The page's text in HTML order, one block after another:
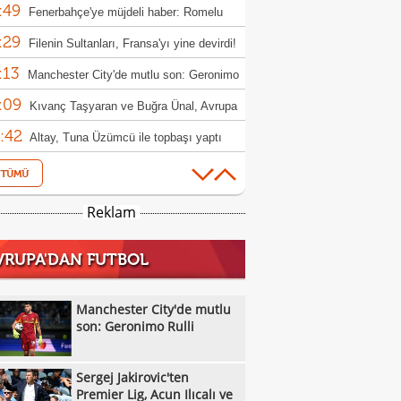
Fenerbahçe'ye müjdeli haber: Romelu
Filenin Sultanları, Fransa'yı yine devirdi!
Manchester City'de mutlu son: Geronimo
Kıvanç Taşyaran ve Buğra Ünal, Avrupa
finale yükseldi
Altay, Tuna Üzümcü ile topbaşı yaptı
Sergej Jakirovic'ten Premier Lig, Acun
ve Türkiye açıklaması!
Eren Derdiyok Galatasaray'a döndü!
Cristian Romero transferinde dev yarış:
Melikgazi Kayseri Basketbol'da Emin
dönemiManchester City, Barcelona'nın Rodri
reddetti!
Ümraniyespor'dan iki takviye!
Reklam
FUTBOL
Manchester City'de mutlu
son: Geronimo Rulli
Sergej Jakirovic'ten
Premier Lig, Acun Ilıcalı ve